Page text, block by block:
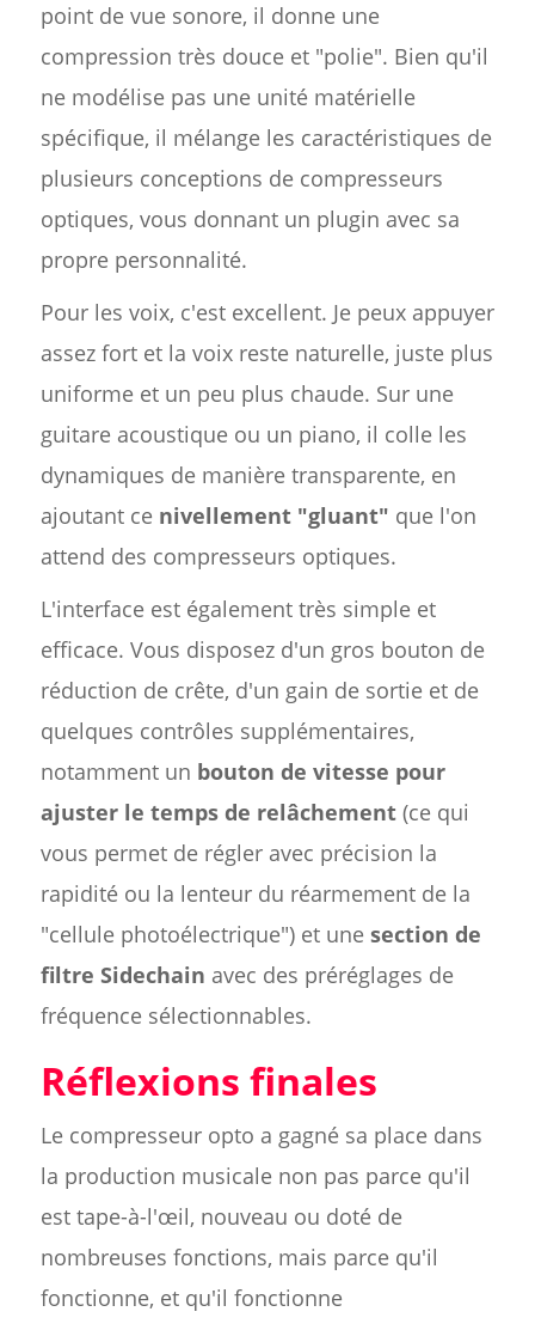
point de vue sonore, il donne une
compression très douce et "polie". Bien qu'il
ne modélise pas une unité matérielle
spécifique, il mélange les caractéristiques de
plusieurs conceptions de compresseurs
optiques, vous donnant un plugin avec sa
propre personnalité.
Pour les voix, c'est excellent. Je peux appuyer
assez fort et la voix reste naturelle, juste plus
uniforme et un peu plus chaude. Sur une
guitare acoustique ou un piano, il colle les
dynamiques de manière transparente, en
ajoutant ce nivellement "gluant" que l'on
attend des compresseurs optiques.
L'interface est également très simple et
efficace. Vous disposez d'un gros bouton de
réduction de crête, d'un gain de sortie et de
quelques contrôles supplémentaires,
notamment un bouton de vitesse pour
ajuster le temps de relâchement(ce qui
vous permet de régler avec précision la
rapidité ou la lenteur du réarmement de la
"cellule photoélectrique") et une section de
filtre Sidechain avec des préréglages de
fréquence sélectionnables.
Réflexions finales
Le compresseur opto a gagné sa place dans
la production musicale non pas parce qu'il
est tape-à-l'œil, nouveau ou doté de
nombreuses fonctions, mais parce qu'il
fonctionne, et qu'il fonctionne